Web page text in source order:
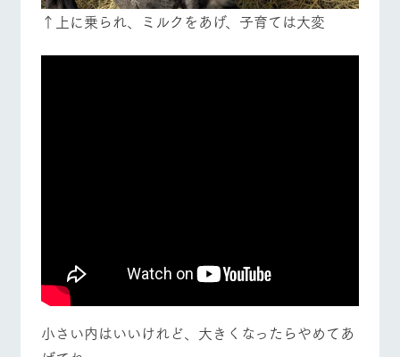
↑上に乗られ、ミルクをあげ、子育ては大変
小さい内はいいけれど、大きくなったらやめてあ